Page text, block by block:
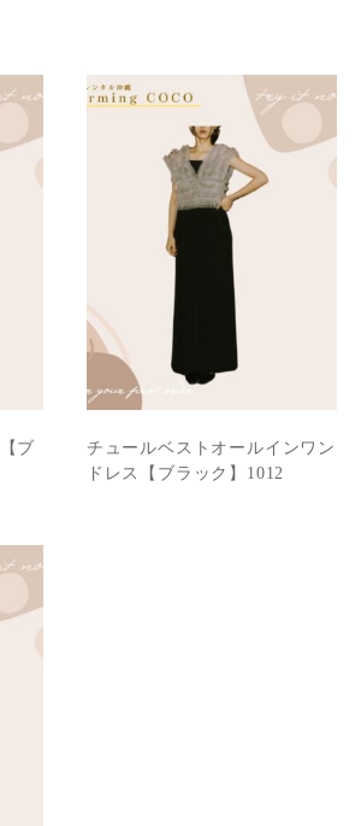
ブ
チュールベストオールインワン
ドレス【ブラック】1012